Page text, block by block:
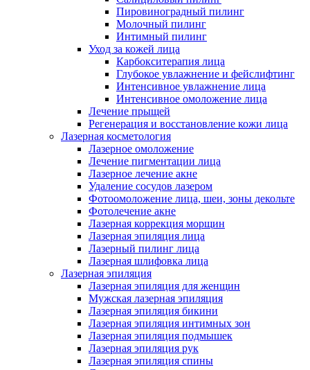
Пировиноградный пилинг
Молочный пилинг
Интимный пилинг
Уход за кожей лица
Карбокситерапия лица
Глубокое увлажнение и фейслифтинг
Интенсивное увлажнение лица
Интенсивное омоложение лица
Лечение прыщей
Регенерация и восстановление кожи лица
Лазерная косметология
Лазерное омоложение
Лечение пигментации лица
Лазерное лечение акне
Удаление сосудов лазером
Фотоомоложение лица, шеи, зоны декольте
Фотолечение акне
Лазерная коррекция морщин
Лазерная эпиляция лица
Лазерный пилинг лица
Лазерная шлифовка лица
Лазерная эпиляция
Лазерная эпиляция для женщин
Мужская лазерная эпиляция
Лазерная эпиляция бикини
Лазерная эпиляция интимных зон
Лазерная эпиляция подмышек
Лазерная эпиляция рук
Лазерная эпиляция спины